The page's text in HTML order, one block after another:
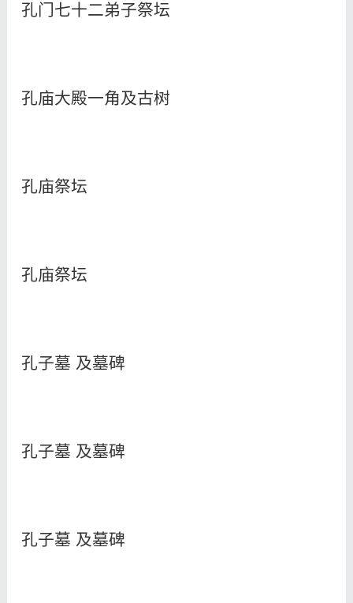
孔门七十二弟子祭坛
孔庙大殿一角及古树
孔庙祭坛
孔庙祭坛
孔子墓 及墓碑
孔子墓 及墓碑
孔子墓 及墓碑